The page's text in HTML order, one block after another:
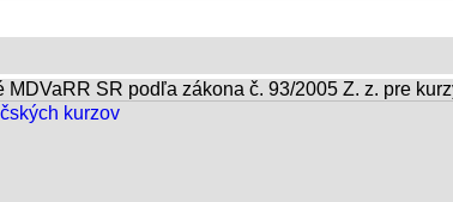
MDVaRR SR podľa zákona č. 93/2005 Z. z. pre